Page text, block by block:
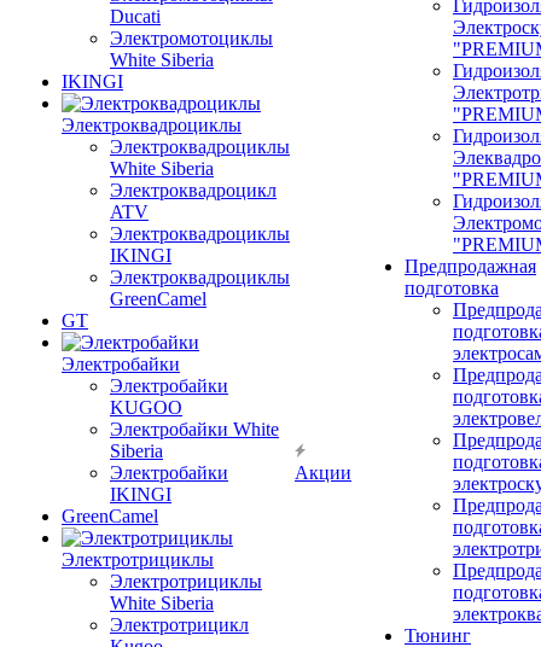
Ducati
Электромотоциклы
White Siberia
IKINGI
Электроквадроциклы
Электроквадроциклы
White Siberia
Электроквадроцикл
ATV
Электроквадроциклы
IKINGI
Электроквадроциклы
GreenCamel
GT
Электробайки
Электробайки
KUGOO
Электробайки White
Siberia
Электробайки
IKINGI
GreenCamel
Электротрициклы
Электротрициклы
White Siberia
Электротрицикл
Акции
Предпродажная
подготовка
Тюнинг